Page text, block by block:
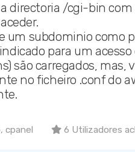
directoria /cgi-bin
um subdominio
para um
são carregados, mas,
no ficheiro .conf do
cpanel 6 Utilizadores